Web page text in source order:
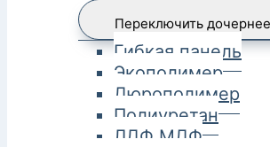
Переключить
Гибкая панель
Экополимер
Дюрополимер
Полиуретан
ЛДФ МДФ